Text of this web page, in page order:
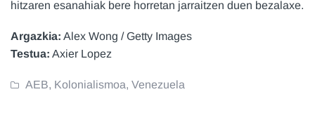
hitzaren esanahiak bere horretan jarraitzen duen bezalaxe.
Argazkia: Alex Wong / Getty Images
Testua: Axier Lopez
AEB, Kolonialismoa, Venezuela